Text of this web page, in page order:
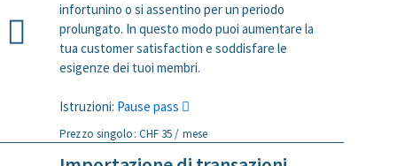
infortunino o si assentino per un periodo
prolungato. In questo modo puoi aumentare la
tua customer satisfaction e soddisfare le
esigenze dei tuoi membri.
Istruzioni: Pause pass
Prezzo singolo: CHF 35 / mese